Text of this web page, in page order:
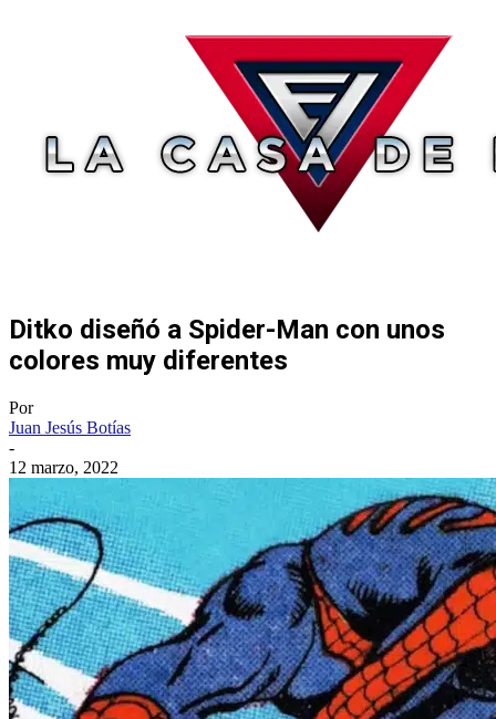
Ditko diseñó a Spider-Man con unos
colores muy diferentes
Por
Juan Jesús Botías
-
12 marzo, 2022